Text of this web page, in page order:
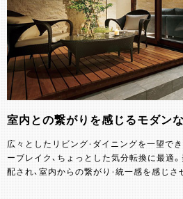
室内との繋がりを感じるモダンな
広々としたリビング・ダイニングを一望で
ーブレイク、ちょっとした気分転換に最適
配され、室内からの繋がり・統一感を感じさ